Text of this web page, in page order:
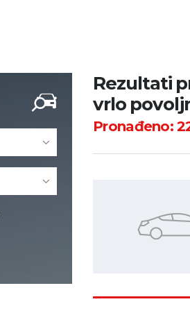
Rezultati
vrlo
Pronađeno: